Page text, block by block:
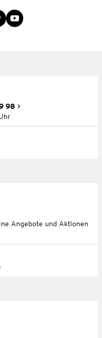
98
Angebote und Aktionen